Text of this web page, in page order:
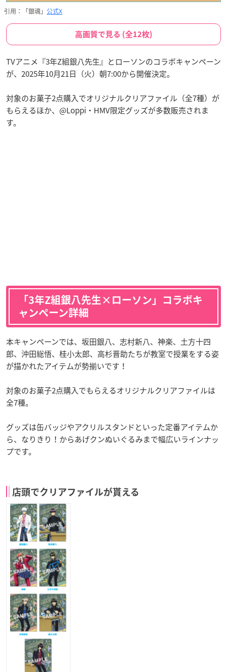
引用：「銀魂」 公式X
高画質で見る (全12枚)
TVアニメ『3年Z組銀八先生』とローソンのコラボキャンペーン
が、2025年10月21日（火）朝7:00から開催決定。
対象のお菓子2点購入でオリジナルクリアファイル（全7種）が
もらえるほか、@Loppi・HMV限定グッズが多数販売されま
す。
「3年Z組銀八先生×ローソン」コラボキ
ャンペーン詳細
本キャンペーンでは、坂田銀八、志村新八、神楽、土方十四
郎、沖田総悟、桂小太郎、高杉晋助たちが教室で授業をする姿
が描かれたアイテムが勢揃いです！
対象のお菓子2点購入でもらえるオリジナルクリアファイルは
全7種。
グッズは缶バッジやアクリルスタンドといった定番アイテムか
ら、なりきり！からあげクンぬいぐるみまで幅広いラインナッ
プです。
店頭でクリアファイルが貰える